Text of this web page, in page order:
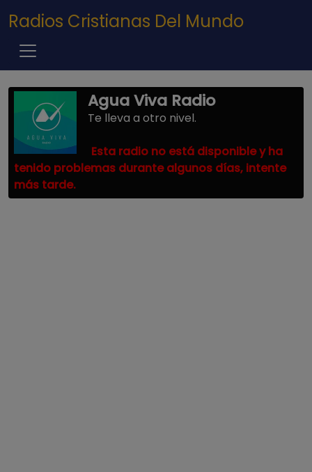
Pasar al contenido principal
Radios Cristianas Del Mundo
Agua Viva Radio
Te lleva a otro nivel.
Esta radio no está disponible y ha
tenido problemas durante algunos días, intente
más tarde.